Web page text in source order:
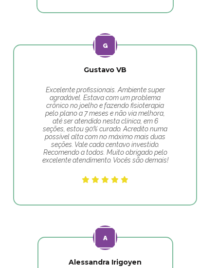
Gustavo VB
Excelente profissionais. Ambiente super
agradável. Estava com um problema
crônico no joelho e fazendo fisioterapia
pelo plano a 7 meses e não via melhora,
até ser atendido nesta clínica, em 6
seções, estou 90% curado. Acredito numa
possível alta com no máximo mais duas
seções. Vale cada centavo investido.
Recomendo a todos. Muito obrigado pelo
excelente atendimento. Vocês são demais!
Alessandra Irigoyen